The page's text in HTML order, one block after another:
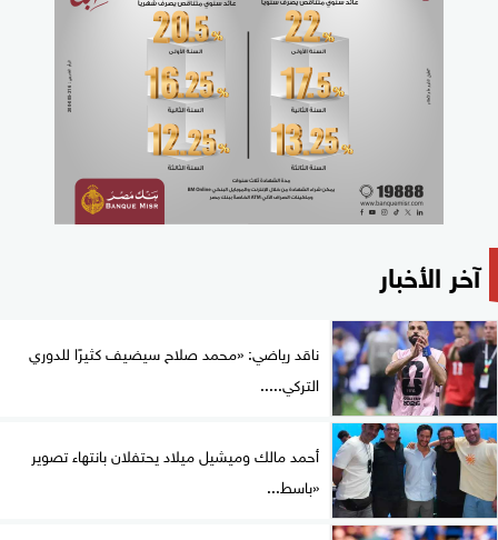
آخر الأخبار
ناقد رياضي: «محمد صلاح سيضيف كثيرًا للدوري
التركي.....
أحمد مالك وميشيل ميلاد يحتفلان بانتهاء تصوير
«باسط...